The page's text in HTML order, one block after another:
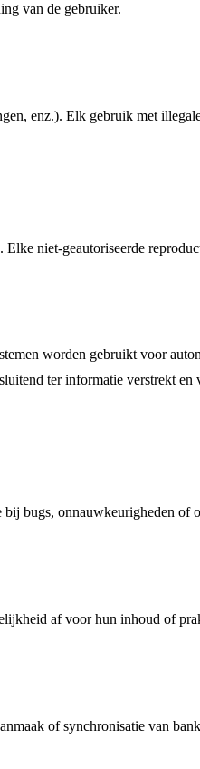
van de gebruiker.
enz.). Elk gebruik met
niet-geautoriseerde
worden gebruikt voor
ter informatie verstrekt
bugs, onnauwkeurigheden of
af voor hun inhoud of
of synchronisatie van